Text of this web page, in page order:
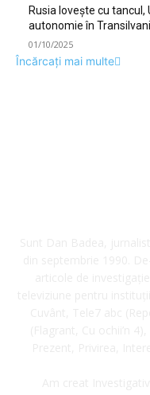
Rusia lovește cu tancul,
autonomie în
01/10/2025
Încărcați mai multe